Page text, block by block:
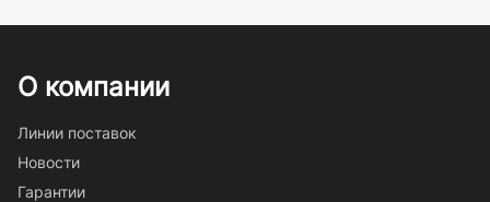
О компании
Линии поставок
Новости
Гарантии